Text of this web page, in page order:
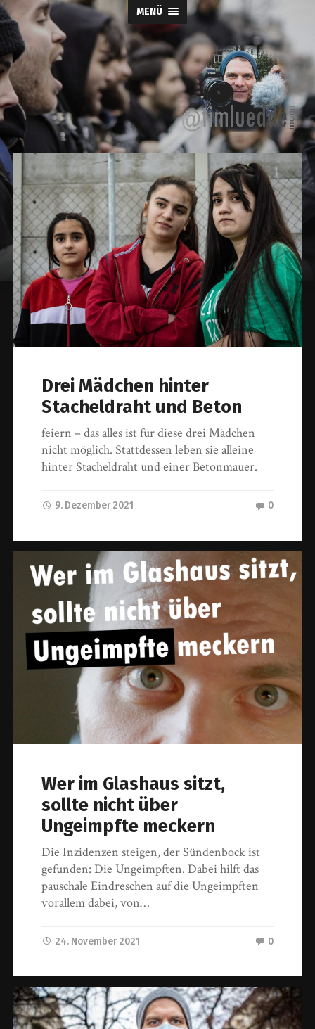
MENÜ
Tim-
Drei Mädchen hinter
Stacheldraht und Beton
feiern – das alles ist für diese drei Mädchen
nicht möglich. Stattdessen leben sie alleine
hinter Stacheldraht und einer Betonmauer.
9. Dezember 2021 0
Wer im Glashaus sitzt,
sollte nicht über
Ungeimpfte meckern
Die Inzidenzen steigen, der Sündenbock ist
gefunden: Die Ungeimpften. Dabei hilft das
pauschale Eindreschen auf die Ungeimpften
vorallem dabei, von…
24. November 2021 0